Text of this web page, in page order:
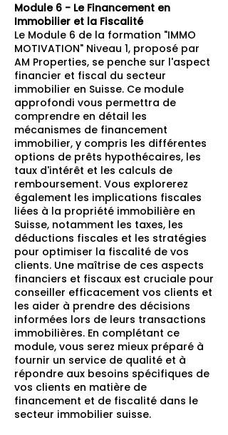
Module 6 - Le Financement en
Immobilier et la Fiscalité
Le Module 6 de la formation "IMMO
MOTIVATION" Niveau 1, proposé par
AM Properties, se penche sur l'aspect
financier et fiscal du secteur
immobilier en Suisse. Ce module
approfondi vous permettra de
comprendre en détail les
mécanismes de financement
immobilier, y compris les différentes
options de prêts hypothécaires, les
taux d'intérêt et les calculs de
remboursement. Vous explorerez
également les implications fiscales
liées à la propriété immobilière en
Suisse, notamment les taxes, les
déductions fiscales et les stratégies
pour optimiser la fiscalité de vos
clients. Une maîtrise de ces aspects
financiers et fiscaux est cruciale pour
conseiller efficacement vos clients et
les aider à prendre des décisions
informées lors de leurs transactions
immobilières. En complétant ce
module, vous serez mieux préparé à
fournir un service de qualité et à
répondre aux besoins spécifiques de
vos clients en matière de
financement et de fiscalité dans le
secteur immobilier suisse.